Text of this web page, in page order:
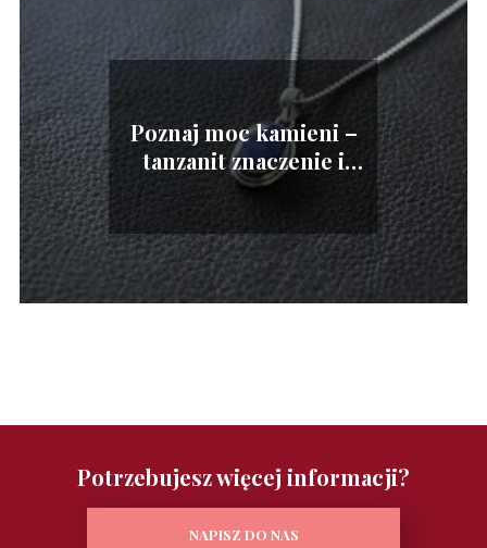
Poznaj moc kamieni –
tanzanit znaczenie i
zastosowanie
Potrzebujesz więcej informacji?
NAPISZ DO NAS